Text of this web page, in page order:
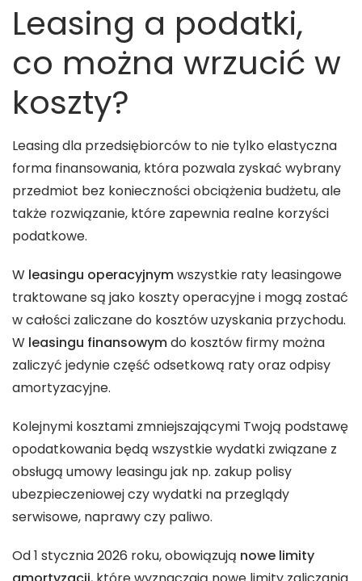
Leasing a podatki,
co można wrzucić w
koszty?
Leasing dla przedsiębiorców to nie tylko elastyczna
forma finansowania, która pozwala zyskać wybrany
przedmiot bez konieczności obciążenia budżetu, ale
także rozwiązanie, które zapewnia realne korzyści
podatkowe.
W leasingu operacyjnymwszystkie raty leasingowe
traktowane są jako koszty operacyjne i mogą zostać
w całości zaliczane do kosztów uzyskania przychodu.
W leasingu finansowymdo kosztów firmy można
zaliczyć jedynie część odsetkową raty oraz odpisy
amortyzacyjne.
Kolejnymi kosztami zmniejszającymi Twoją podstawę
opodatkowania będą wszystkie wydatki związane z
obsługą umowy leasingu jak np. zakup polisy
ubezpieczeniowej czy wydatki na przeglądy
serwisowe, naprawy czy paliwo.
Od 1 stycznia 2026 roku, obowiązują nowe limity